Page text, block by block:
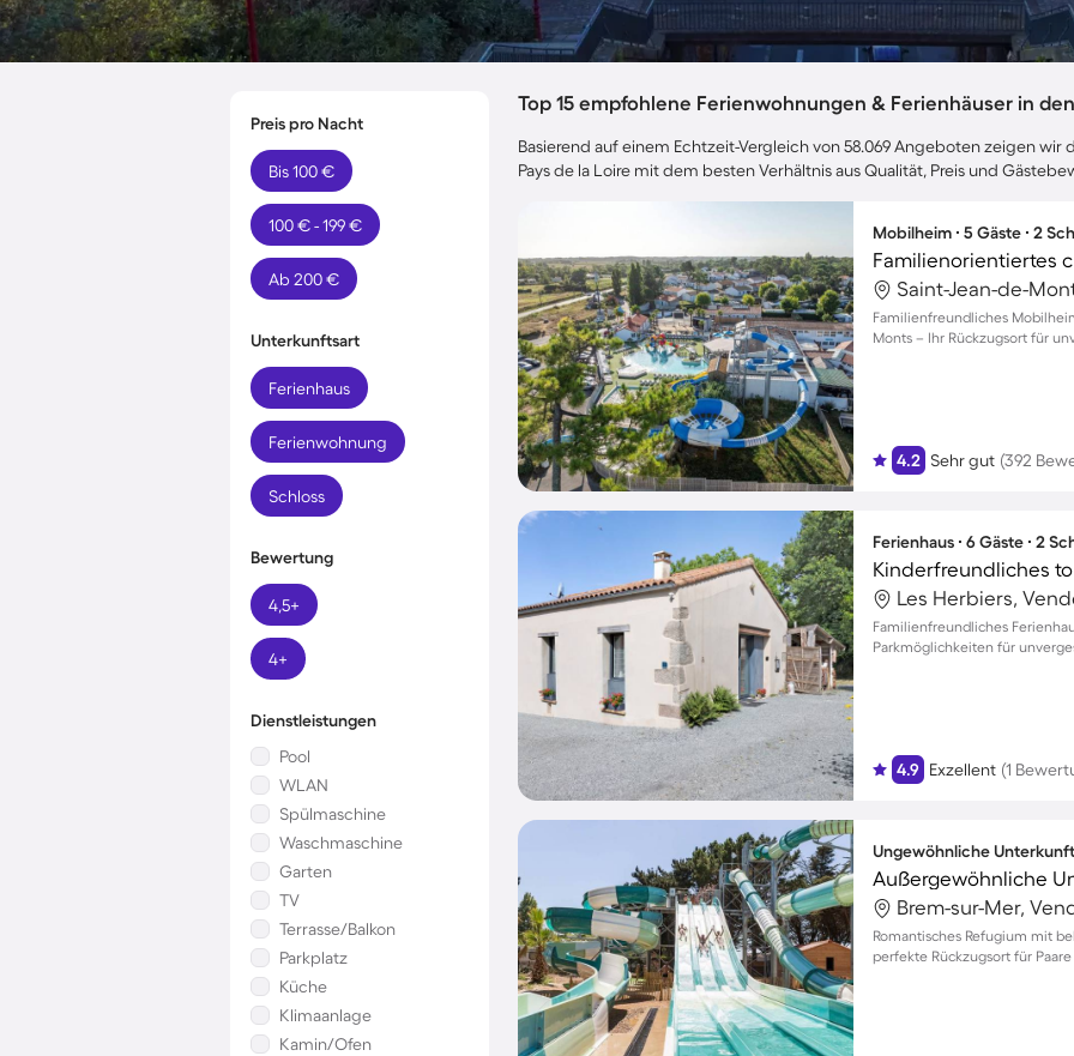
Preis pro Nacht
Bis 100 €
100 € - 199 €
Ab 200 €
Unterkunftsart
Ferienhaus
Ferienwohnung
Schloss
Bewertung
4,5+
4+
Dienstleistungen
Pool
WLAN
Spülmaschine
Waschmaschine
Garten
TV
Terrasse/Balkon
Parkplatz
Küche
Klimaanlage
Kamin/Ofen
Top 15 empfohlene Ferienwohnungen & Ferienhäuser in
Basierend auf einem Echtzeit-Vergleich von 58.069 Angeboten zeigen
Pays de la Loire mit dem besten Verhältnis aus Qualität, Preis und
Mobilheim ∙ 5 Gäste ∙ 2
Saint-Jean-de-
Familienfreundliches
Monts – Ihr Rückzugsort für
4.2 Sehr gut (392
Ferienhaus ∙ 6 Gäste ∙ 2
Les Herbiers,
Familienfreundliches
Parkmöglichkeiten für
4.9 Exzellent (1
Ungewöhnliche Unterkunft
Brem-sur-Mer,
Romantisches Refugium mit
perfekte Rückzugsort für Paare